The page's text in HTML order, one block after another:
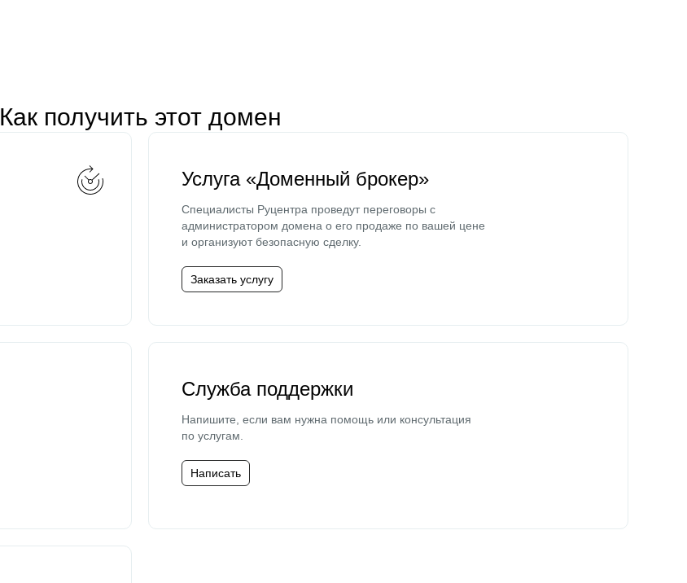
Как получить этот домен
Услуга «Доменный брокер»
Специалисты Руцентра проведут переговоры с
администратором домена о его продаже по вашей цене
и организуют безопасную сделку.
Заказать услугу
Служба поддержки
Напишите, если вам нужна помощь или консультация
по услугам.
Написать